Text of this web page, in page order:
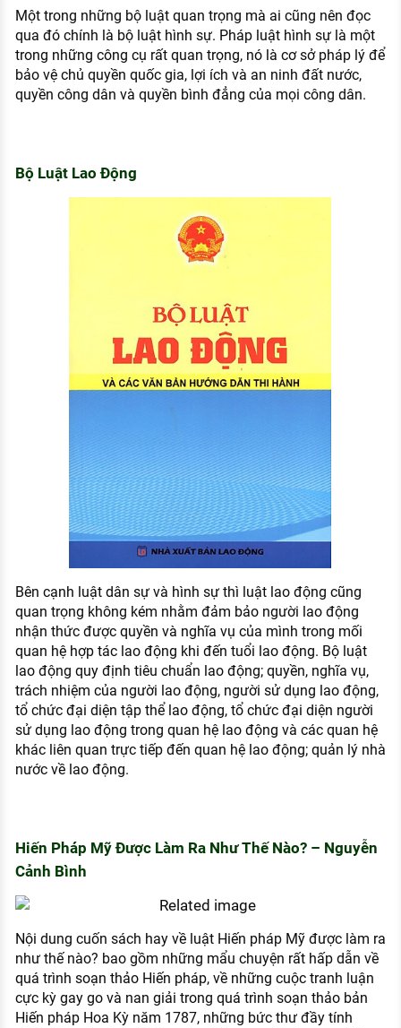
Một trong những bộ luật quan trọng mà ai cũng nên đọc
qua đó chính là bộ luật hình sự. Pháp luật hình sự là một
trong những công cụ rất quan trọng, nó là cơ sở pháp lý để
bảo vệ chủ quyền quốc gia, lợi ích và an ninh đất nước,
quyền công dân và quyền bình đẳng của mọi công dân.
Bộ Luật Lao Động
Bên cạnh luật dân sự và hình sự thì luật lao động cũng
quan trọng không kém nhằm đảm bảo người lao động
nhận thức được quyền và nghĩa vụ của mình trong mối
quan hệ hợp tác lao động khi đến tuổi lao động. Bộ luật
lao động quy định tiêu chuẩn lao động; quyền, nghĩa vụ,
trách nhiệm của người lao động, người sử dụng lao động,
tổ chức đại diện tập thể lao động, tổ chức đại diện người
sử dụng lao động trong quan hệ lao động và các quan hệ
khác liên quan trực tiếp đến quan hệ lao động; quản lý nhà
nước về lao động.
Hiến Pháp Mỹ Được Làm Ra Như Thế Nào? – Nguyễn
Cảnh Bình
Nội dung cuốn sách hay về luật Hiến pháp Mỹ được làm ra
như thế nào? bao gồm những mẩu chuyện rất hấp dẫn về
quá trình soạn thảo Hiến pháp, về những cuộc tranh luận
cực kỳ gay go và nan giải trong quá trình soạn thảo bản
Hiến pháp Hoa Kỳ năm 1787, những bức thư đầy tính